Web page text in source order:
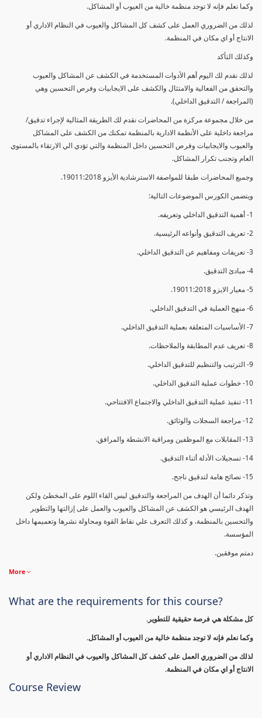
وكما نعلم فإنه لا توجد منظمة خالية من العيوب أو المشاكل.
لذلك من الضروري العمل على كشف كل المشاكل والعيوب في النظام الاداري أو
الانتاج أو اي مكان في المنظمة.
وكذلك التأكد
لذلك نقدم لك اليوم أهم الأدوات المستخدمة في الكشف عن المشاكل والعيوب
والتحقق من الفعالية والامتثال والكشف على الايجابيات وفرص التحسين وهي
(المراجعة / التدقيق الداخلي).
من خلال مجموعة مركزة من المحاضرات نقدم لك الطريقة المثالية لإجراء تدقيق/
مراجعة داخلية على الأنظمة الادارية بالمنظمة تمكنك من الكشف على المشاكل
والعيوب والايجابيات وفرص التحسين داخل المنظمة والتي تؤدي الي الارتقاء بالمستوي
العام وتجنب تكرار المشاكل.
وجميع المحاضرات طبقا للمواصفة الاسترشادية الأيزو 19011:2018.
ويتضمن الكورس الموضوعات التالية:
1- أهمية التدقيق الداخلي وتعريفه.
2- تعريف التدقيق وأنواعه الرئيسية.
3- تعريفات ومفاهيم عن التدقيق الداخلي.
4- مبادئ التدقيق.
5- معيار الايزو 19011:2018.
6- منهج العملية في التدقيق الداخلي.
7- الأساسيات المتعلقة بعملية التدقيق الداخلي.
8- تعريف عدم المطابقة والملاحظات.
9- الترتيب والتنظيم للتدقيق الداخلي.
10- خطوات عملية التدقيق الداخلي.
11- تنفيذ عملية التدقيق الداخلي والاجتماع الافتتاحي.
12- مراجعة السجلات والوثائق.
13- المقابلات مع الموظفين ومراقبة الانشطة والمرافق.
14- تسجيلات الأدلة أثناء التدقيق.
15- نصائح هامة لتدقيق ناجح.
وتذكر دائما أن الهدف من المراجعة والتدقيق ليس القاء اللوم على المخطئ ولكن
الهدف الرئيسي هو الكشف عن المشاكل والعيوب والعمل على إزالتها والتطوير
والتحسين بالمنظمة. و كذلك التعرف علي نقاط القوة ومحاولة نشرها وتعميمها داخل
المؤسسة.
دمتم موفقين.
More
What are the requirements for this course?
كل مشكلة هي فرصة حقيقية للتطوير.
وكما نعلم فإنه لا توجد منظمة خالية من العيوب أو المشاكل.
لذلك من الضروري العمل على كشف كل المشاكل والعيوب في النظام الاداري أو
الانتاج أو اي مكان في المنظمة.
Course Review